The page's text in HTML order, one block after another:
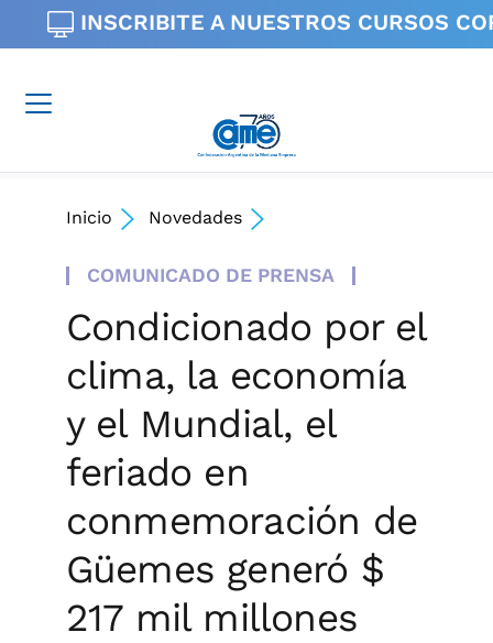
INSCRIBITE A NUESTROS CURSOS
Inicio Novedades
COMUNICADO DE PRENSA
Condicionado por el
clima, la economía
y el Mundial, el
feriado en
conmemoración de
Güemes generó $
217 mil millones